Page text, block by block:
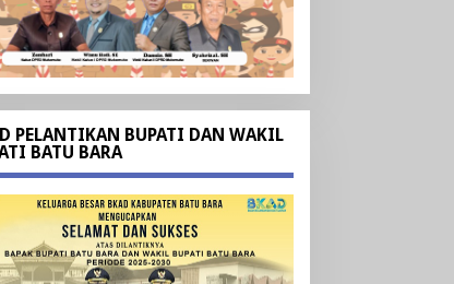
PELANTIKAN BUPATI DAN WAKIL
BATU BARA